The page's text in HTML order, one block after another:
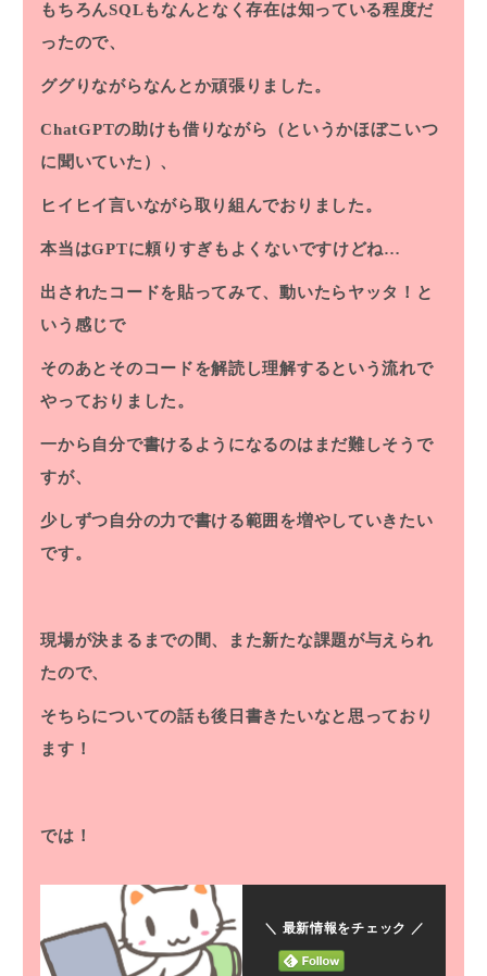
もちろんSQLもなんとなく存在は知っている程度だ
ったので、
ググりながらなんとか頑張りました。
ChatGPTの助けも借りながら（というかほぼこいつ
に聞いていた）、
ヒイヒイ言いながら取り組んでおりました。
本当はGPTに頼りすぎもよくないですけどね…
出されたコードを貼ってみて、動いたらヤッタ！と
いう感じで
そのあとそのコードを解読し理解するという流れで
やっておりました。
一から自分で書けるようになるのはまだ難しそうで
すが、
少しずつ自分の力で書ける範囲を増やしていきたい
です。
現場が決まるまでの間、また新たな課題が与えられ
たので、
そちらについての話も後日書きたいなと思っており
ます！
では！
＼ 最新情報をチェック ／